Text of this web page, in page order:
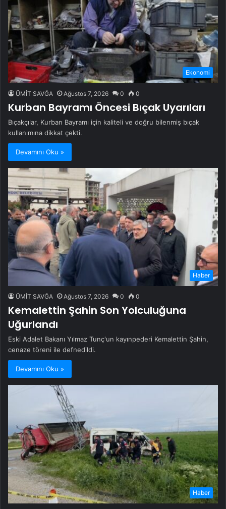
Ekonomi
ÜMİT SAVĞA Ağustos 7, 2026 0 0
Kurban Bayramı Öncesi Bıçak Uyarıları
Bıçakçılar, Kurban Bayramı için kaliteli ve doğru bilenmiş bıçak
kullanımına dikkat çekti.
Devamını Oku »
Haber
ÜMİT SAVĞA Ağustos 7, 2026 0 0
Kemalettin Şahin Son Yolculuğuna
Uğurlandı
Eski Adalet Bakanı Yılmaz Tunç'un kayınpederi Kemalettin Şahin,
cenaze töreni ile defnedildi.
Devamını Oku »
Haber